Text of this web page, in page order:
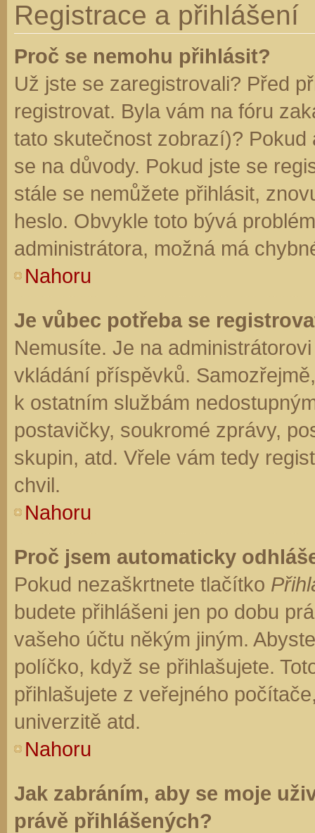
Registrace a přihlášení
Proč se nemohu přihlásit?
Už jste se zaregistrovali? Před
registrovat. Byla vám na fóru
tato skutečnost zobrazí)?
se na důvody. Pokud jste se
stále se nemůžete přihlásit,
heslo. Obvykle toto bývá
administrátora, možná má
Nahoru
Je vůbec potřeba se
Nemusíte. Je na
vkládání příspěvků.
k ostatním službám
postavičky, soukromé zprávy,
skupin, atd. Vřele vám tedy
chvil.
Nahoru
Proč jsem automaticky
Pokud nezaškrtnete tlačítko
budete přihlášeni jen po dobu
vašeho účtu někým jiným.
políčko, když se přihlašujete.
přihlašujete z veřejného
univerzitě atd.
Nahoru
Jak zabráním, aby se moje
právě přihlášených?